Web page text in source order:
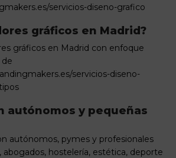
servicios-diseno-grafico
gráficos en Madrid?
gráficos en Madrid con enfoque
servicios-diseno-
autónomos y pequeñas
autónomos, pymes y profesionales
abogados, hostelería, estética, deporte